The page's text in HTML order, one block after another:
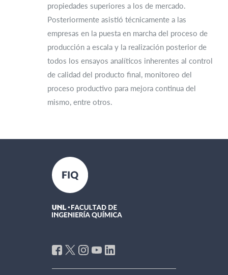
propiedades superiores a los de mercado.
Posteriormente asistió técnicamente a las
empresas en la puesta en marcha del proceso de
producción a escala y la realización posterior de
todos los ensayos analíticos inherentes al control
de calidad del producto final, monitoreo del
proceso productivo para mejora continua del
mismo, entre otros.